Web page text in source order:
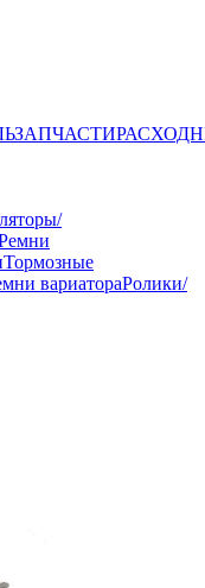
ЗАПЧАСТИ
Тормозные
вариатораРолики/